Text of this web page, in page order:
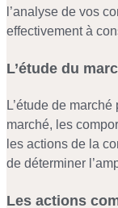
l’analyse de vos
effectivement à
L’étude du
L’étude de
marché, les
les actions de la
de déterminer
Les actions